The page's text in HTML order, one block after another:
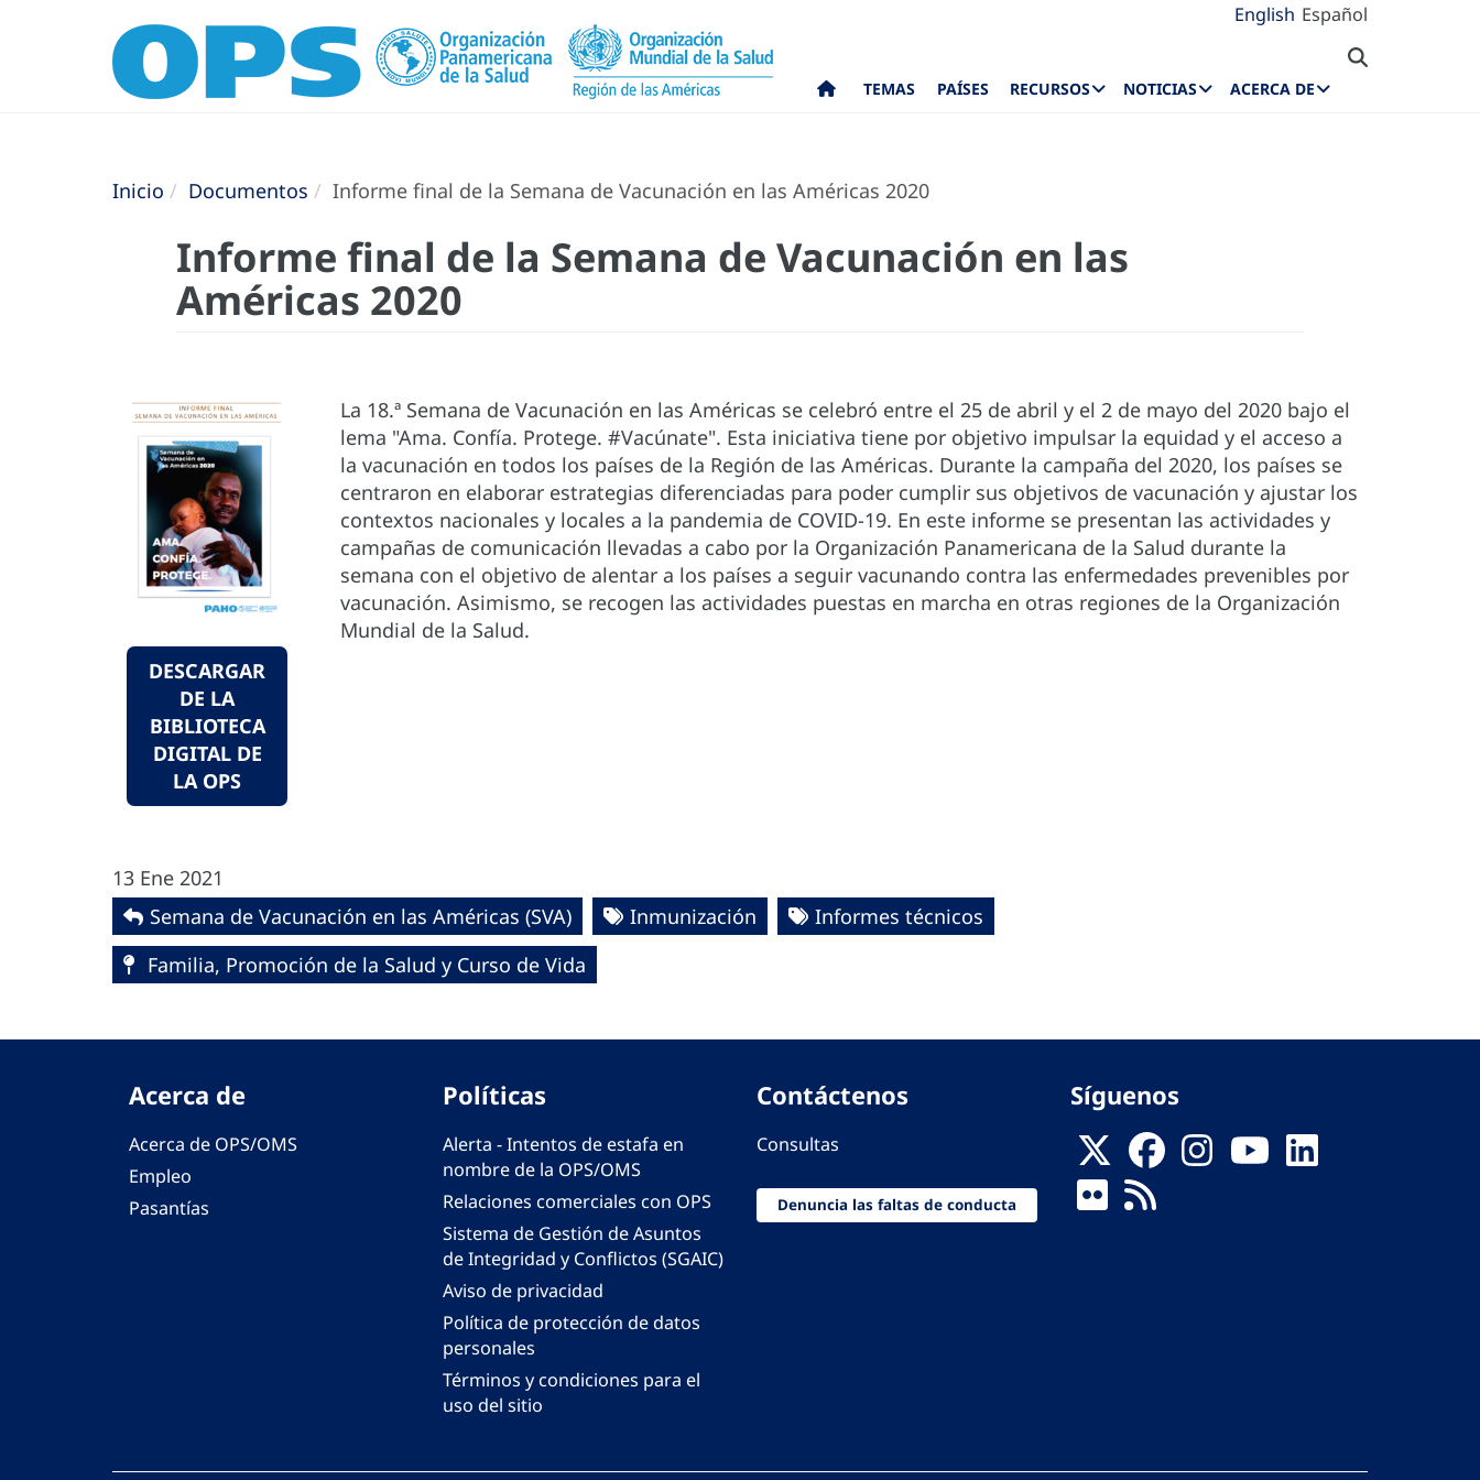
English Español
TEMAS PAÍSES RECURSOS NOTICIAS ACERCA DE
Inicio Documentos Informe final de la Semana de Vacunación en las Américas 2020
Informe final de la Semana de Vacunación en las
Américas 2020
DESCARGAR
DE LA
BIBLIOTECA
DIGITAL DE
LA OPS
La 18.ª Semana de Vacunación en las Américas se celebró entre el 25 de abril y el 2 de mayo del 2020 bajo el
lema "Ama. Confía. Protege. #Vacúnate". Esta iniciativa tiene por objetivo impulsar la equidad y el acceso a
la vacunación en todos los países de la Región de las Américas. Durante la campaña del 2020, los países se
centraron en elaborar estrategias diferenciadas para poder cumplir sus objetivos de vacunación y ajustar los
contextos nacionales y locales a la pandemia de COVID-19. En este informe se presentan las actividades y
campañas de comunicación llevadas a cabo por la Organización Panamericana de la Salud durante la
semana con el objetivo de alentar a los países a seguir vacunando contra las enfermedades prevenibles por
vacunación. Asimismo, se recogen las actividades puestas en marcha en otras regiones de la Organización
Mundial de la Salud.
13 Ene 2021
Semana de Vacunación en las Américas (SVA)
Inmunización
Informes técnicos
Familia, Promoción de la Salud y Curso de Vida
Acerca de
Acerca de OPS/OMS
Empleo
Pasantías
Políticas
Alerta - Intentos de estafa en
nombre de la OPS/OMS
Relaciones comerciales con OPS
Sistema de Gestión de Asuntos
de Integridad y Conflictos (SGAIC)
Aviso de privacidad
Política de protección de datos
personales
Términos y condiciones para el
uso del sitio
Contáctenos
Consultas
Denuncia las faltas de conducta
Síguenos